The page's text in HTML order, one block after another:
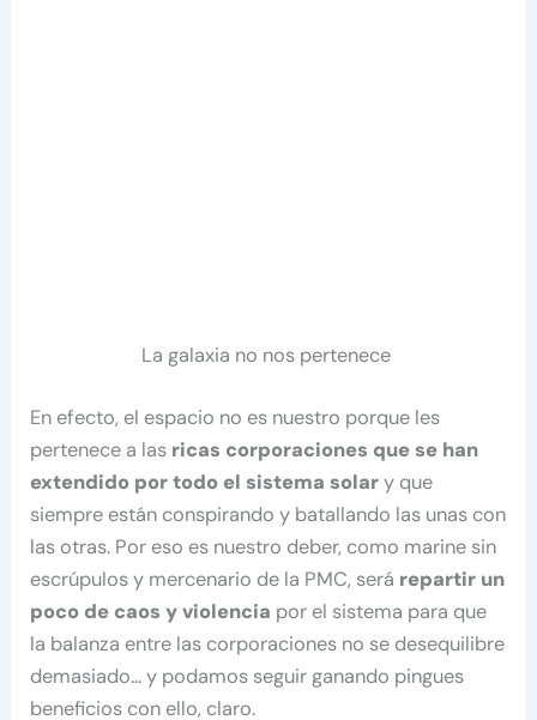
La galaxia no nos pertenece
En efecto, el espacio no es nuestro porque les
pertenece a las ricas corporaciones que se han
extendido por todo el sistema solary que
siempre están conspirando y batallando las unas con
las otras. Por eso es nuestro deber, como marine sin
escrúpulos y mercenario de la PMC, será repartir un
poco de caos y violencia por el sistema para que
la balanza entre las corporaciones no se desequilibre
demasiado… y podamos seguir ganando pingues
beneficios con ello, claro.